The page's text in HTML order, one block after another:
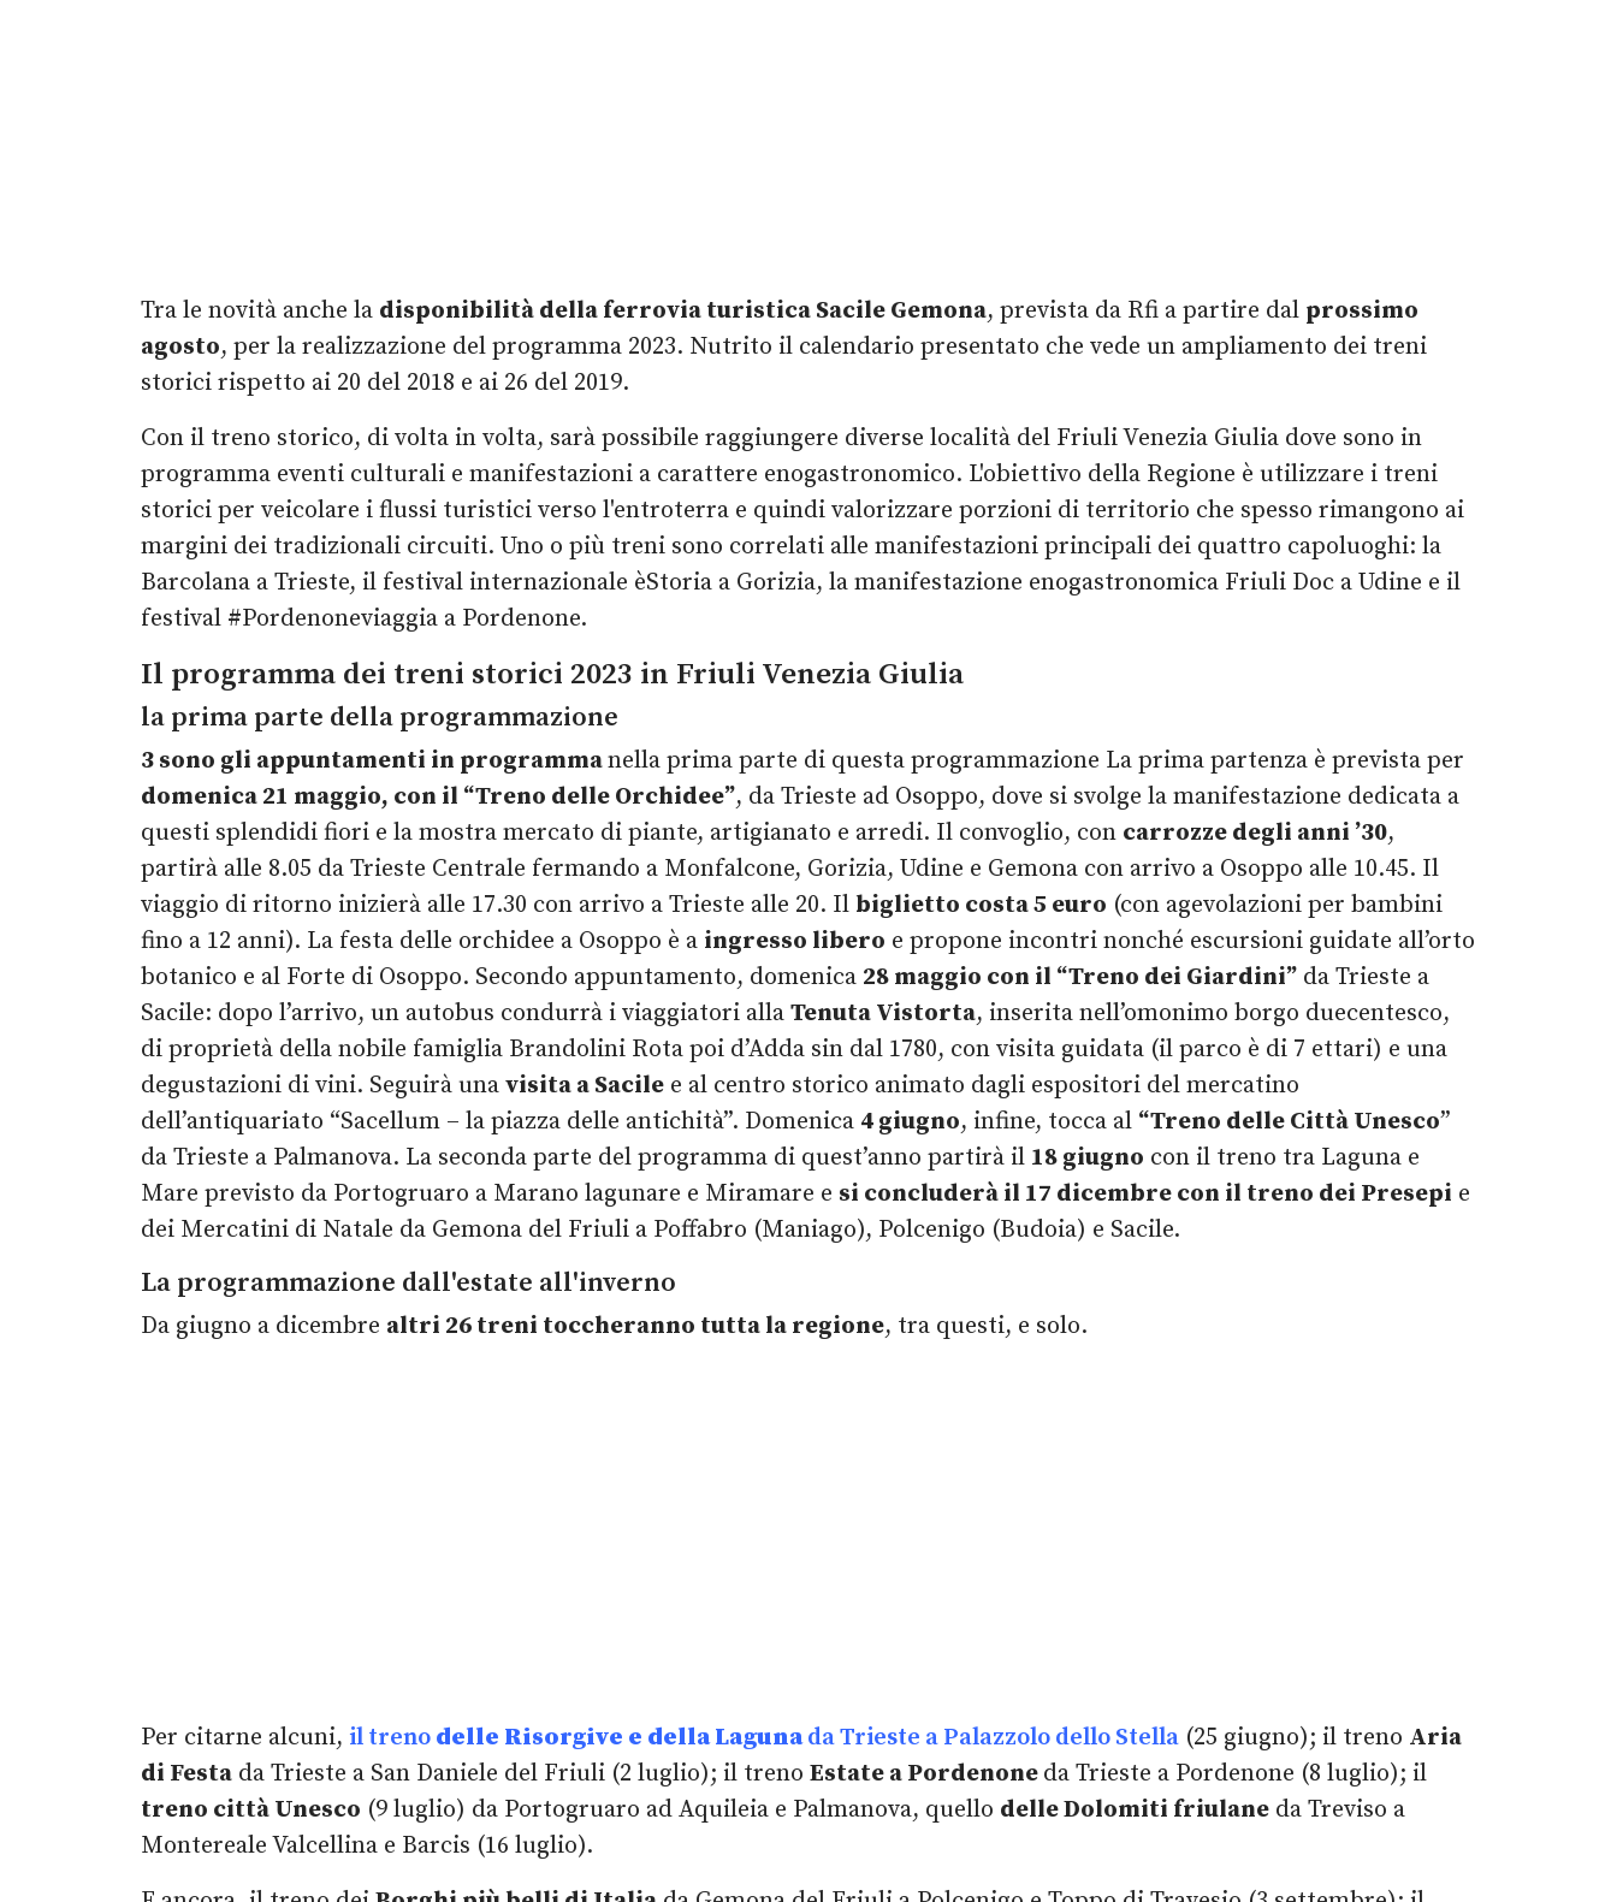
Tra le novità anche la disponibilità della ferrovia turistica Sacile Gemona, prevista da Rfi a partire dal prossimo
agosto, per la realizzazione del programma 2023. Nutrito il calendario presentato che vede un ampliamento dei treni
storici rispetto ai 20 del 2018 e ai 26 del 2019.
Con il treno storico, di volta in volta, sarà possibile raggiungere diverse località del Friuli Venezia Giulia dove sono in
programma eventi culturali e manifestazioni a carattere enogastronomico. L'obiettivo della Regione è utilizzare i treni
storici per veicolare i flussi turistici verso l'entroterra e quindi valorizzare porzioni di territorio che spesso rimangono ai
margini dei tradizionali circuiti. Uno o più treni sono correlati alle manifestazioni principali dei quattro capoluoghi: la
Barcolana a Trieste, il festival internazionale èStoria a Gorizia, la manifestazione enogastronomica Friuli Doc a Udine e il
festival #Pordenoneviaggia a Pordenone.
Il programma dei treni storici 2023 in Friuli Venezia Giulia
la prima parte della programmazione
3 sono gli appuntamenti in programmanella prima parte di questa programmazione La prima partenza è prevista per
domenica 21 maggio, con il “Treno delle Orchidee”, da Trieste ad Osoppo, dove si svolge la manifestazione dedicata a
questi splendidi fiori e la mostra mercato di piante, artigianato e arredi. Il convoglio, con carrozze degli anni ’30,
partirà alle 8.05 da Trieste Centrale fermando a Monfalcone, Gorizia, Udine e Gemona con arrivo a Osoppo alle 10.45. Il
viaggio di ritorno inizierà alle 17.30 con arrivo a Trieste alle 20. Il biglietto costa 5 euro (con agevolazioni per bambini
fino a 12 anni). La festa delle orchidee a Osoppo è a ingresso libero e propone incontri nonché escursioni guidate all’orto
botanico e al Forte di Osoppo. Secondo appuntamento, domenica 28 maggio con il “Treno dei Giardini” da Trieste a
Sacile: dopo l’arrivo, un autobus condurrà i viaggiatori alla Tenuta Vistorta, inserita nell’omonimo borgo duecentesco,
di proprietà della nobile famiglia Brandolini Rota poi d’Adda sin dal 1780, con visita guidata (il parco è di 7 ettari) e una
degustazioni di vini. Seguirà una visita a Sacile e al centro storico animato dagli espositori del mercatino
dell’antiquariato “Sacellum – la piazza delle antichità”. Domenica 4 giugno, infine, tocca al “Treno delle Città Unesco”
da Trieste a Palmanova. La seconda parte del programma di quest’anno partirà il 18 giugno con il treno tra Laguna e
Mare previsto da Portogruaro a Marano lagunare e Miramare e si concluderà il 17 dicembre con il treno dei Presepi e
dei Mercatini di Natale da Gemona del Friuli a Poffabro (Maniago), Polcenigo (Budoia) e Sacile.
La programmazione dall'estate all'inverno
Da giugno a dicembre altri 26 treni toccheranno tutta la regione, tra questi, e solo.
Per citarne alcuni, il treno delle Risorgive e della Lagunada Trieste a Palazzolo dello Stella (25 giugno); il treno Aria
di Festa da Trieste a San Daniele del Friuli (2 luglio); il treno Estate a Pordenone da Trieste a Pordenone (8 luglio); il
treno città Unesco (9 luglio) da Portogruaro ad Aquileia e Palmanova, quello delle Dolomiti friulane da Treviso a
Montereale Valcellina e Barcis (16 luglio).